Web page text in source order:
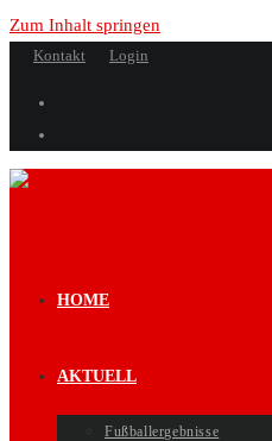
Zum Inhalt springen
Kontakt Login
HOME
AKTUELL
Fußballergebnisse